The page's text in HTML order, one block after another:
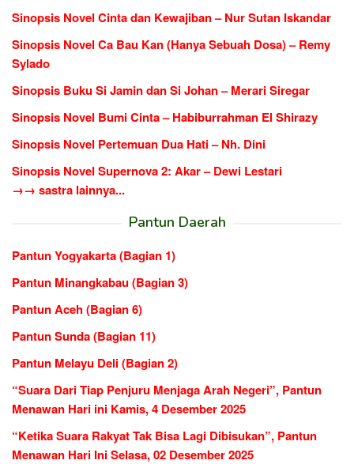
Sinopsis Novel Cinta dan Kewajiban – Nur Sutan Iskandar
Sinopsis Novel Ca Bau Kan (Hanya Sebuah Dosa) – Remy
Sylado
Sinopsis Buku Si Jamin dan Si Johan – Merari Siregar
Sinopsis Novel Bumi Cinta – Habiburrahman El Shirazy
Sinopsis Novel Pertemuan Dua Hati – Nh. Dini
Sinopsis Novel Supernova 2: Akar – Dewi Lestari
→→ sastra lainnya...
Pantun Daerah
Pantun Yogyakarta (Bagian 1)
Pantun Minangkabau (Bagian 3)
Pantun Aceh (Bagian 6)
Pantun Sunda (Bagian 11)
Pantun Melayu Deli (Bagian 2)
“Suara Dari Tiap Penjuru Menjaga Arah Negeri”, Pantun
Menawan Hari ini Kamis, 4 Desember 2025
“Ketika Suara Rakyat Tak Bisa Lagi Dibisukan”, Pantun
Menawan Hari Ini Selasa, 02 Desember 2025